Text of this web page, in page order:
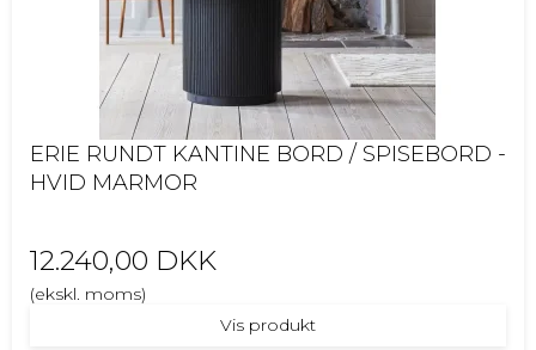
ERIE RUNDT KANTINE BORD / SPISEBORD -
HVID MARMOR
12.240,00 DKK
(ekskl. moms)
Vis produkt